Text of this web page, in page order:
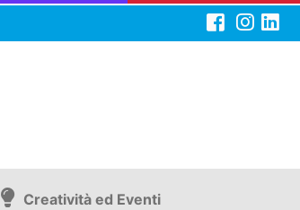
Creatività ed Eventi